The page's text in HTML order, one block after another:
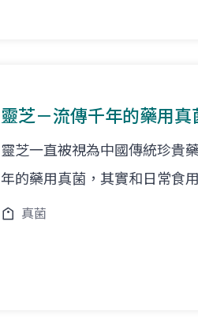
靈芝－流傳千年的藥用真
靈芝一直被視為中國傳統珍貴
年的藥用真菌，其實和日常食
真菌